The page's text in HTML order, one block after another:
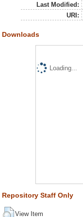
Last Modified:
URI:
Downloads
Loading...
Repository Staff Only
View Item